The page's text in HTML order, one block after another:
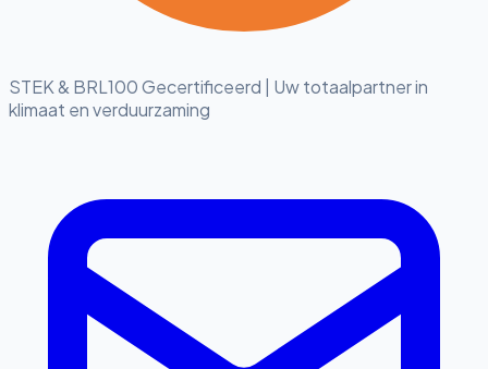
STEK & BRL100 Gecertificeerd
Uw totaalpartner in
klimaat en verduurzaming